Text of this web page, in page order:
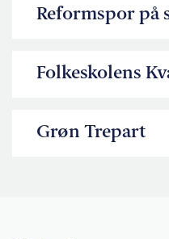
Reformspor på
Folkeskolens
Grøn Trepart